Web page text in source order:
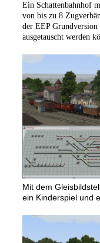
Ein Schattenbahnhof
von bis zu 8
der EEP
ausgetauscht werden
Mit dem
ein Kinderspiel und